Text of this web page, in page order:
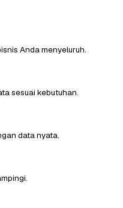
Anda menyeluruh.
sesuai kebutuhan.
data nyata.